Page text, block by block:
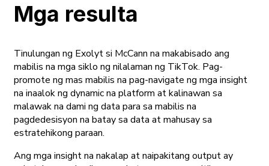
Mga resulta
Tinulungan ng Exolyt si McCann na makabisado ang
mabilis na mga siklo ng nilalaman ng TikTok. Pag-
promote ng mas mabilis na pag-navigate ng mga insight
na inaalok ng dynamic na platform at kalinawan sa
malawak na dami ng data para sa mabilis na
pagdedesisyon na batay sa data at mahusay sa
estratehikong paraan.
Ang mga insight na nakalap at naipakitang output ay